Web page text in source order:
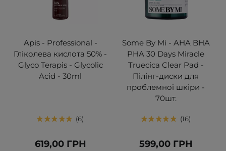
Apis - Professional -
Гліколева кислота 50% -
Glyco Terapis - Glycolic
Acid - 30ml
6
619,00 ГРН
Some By Mi - AHA BHA
PHA 30 Days Miracle
Truecica Clear Pad -
Пілінг-диски для
проблемної шкіри -
70шт.
16
599,00 ГРН